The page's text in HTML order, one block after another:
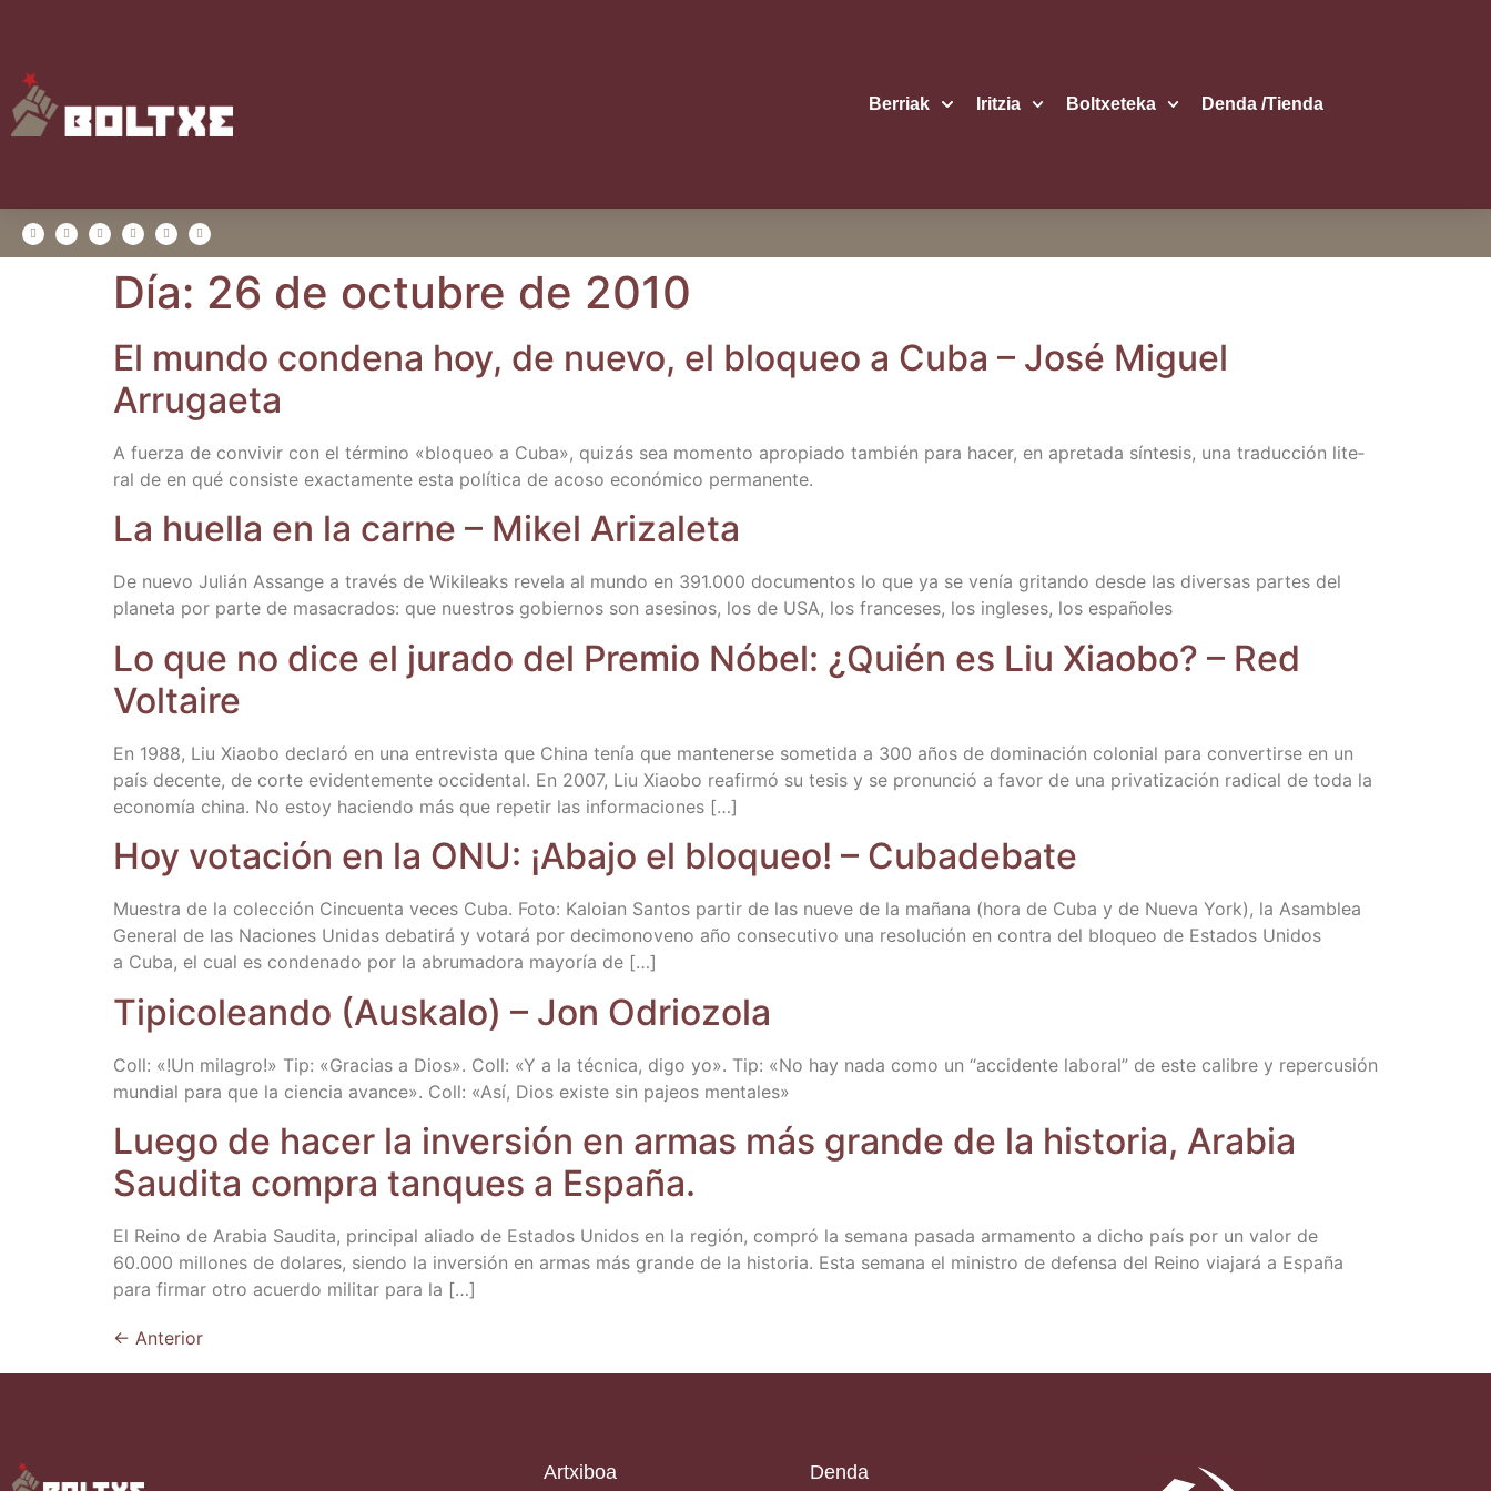
Berriak Iritzia Boltxe­te­ka Den­da /​Tien­da
Día: 26 de octubre de 2010
El mun­do con­de­na hoy, de nue­vo, el blo­queo a Cuba – José Miguel
Arrugaeta
A fuer­za de con­vi­vir con el tér­mino «blo­queo a Cuba», qui­zás sea momen­to apro­pia­do tam­bién para hacer, en apre­ta­da sín­te­sis, una tra­duc­ción lite­
ral de en qué con­sis­te exac­ta­men­te esta polí­ti­ca de aco­so eco­nó­mi­co permanente.
La hue­lla en la car­ne – Mikel Arizaleta
De nue­vo Julián Assan­ge a tra­vés de Wiki­leaks reve­la al mun­do en 391.000 docu­men­tos lo que ya se venía gri­tan­do des­de las diver­sas par­tes del
pla­ne­ta por par­te de masa­cra­dos: que nues­tros gobier­nos son ase­si­nos, los de USA, los fran­ce­ses, los ingle­ses, los españoles
Lo que no dice el jura­do del Pre­mio Nóbel: ¿Quién es Liu Xiao­bo? – Red
Voltaire
En 1988, Liu Xiao­bo decla­ró en una entre­vis­ta que Chi­na tenía que man­te­ner­se some­ti­da a 300 años de domi­na­ción colo­nial para con­ver­tir­se en un
país decen­te, de cor­te evi­den­te­men­te occi­den­tal. En 2007, Liu Xiao­bo reafir­mó su tesis y se pro­nun­ció a favor de una pri­va­ti­za­ción radi­cal de toda la
eco­no­mía chi­na. No estoy hacien­do más que repe­tir las informaciones […]
Hoy vota­ción en la ONU: ¡Aba­jo el blo­queo! – Cubadebate
Mues­tra de la colec­ción Cin­cuen­ta veces Cuba. Foto: Kaloian San­tos par­tir de las nue­ve de la maña­na (hora de Cuba y de Nue­va York), la Asam­blea
Gene­ral de las Nacio­nes Uni­das deba­ti­rá y vota­rá por deci­mo­no­veno año con­se­cu­ti­vo una reso­lu­ción en con­tra del blo­queo de Esta­dos Uni­dos
a Cuba, el cual es con­de­na­do por la abru­ma­do­ra mayo­ría de […]
Tipi­co­lean­do (Aus­ka­lo) – Jon Odriozola
Coll: «!Un mila­gro!» Tip: «Gra­cias a Dios». Coll: «Y a la téc­ni­ca, digo yo». Tip: «No hay nada como un “acci­den­te labo­ral” de este cali­bre y reper­cu­sión
mun­dial para que la cien­cia avan­ce». Coll: «Así, Dios exis­te sin pajeos mentales»
Lue­go de hacer la inver­sión en armas más gran­de de la his­to­ria, Ara­bia
Sau­di­ta com­pra tan­ques a España.
El Rei­no de Ara­bia Sau­di­ta, prin­ci­pal alia­do de Esta­dos Uni­dos en la región, com­pró la sema­na pasa­da arma­men­to a dicho país por un valor de
60.000 millo­nes de dola­res, sien­do la inver­sión en armas más gran­de de la his­to­ria. Esta sema­na el minis­tro de defen­sa del Rei­no via­ja­rá a Espa­ña
para fir­mar otro acuer­do mili­tar para la […]
← Anterior
Artxiboa Denda